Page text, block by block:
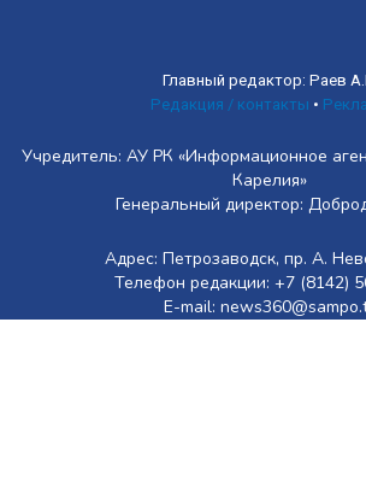
Главный редактор: Раев
Редакция / контакты •
Учредитель: АУ РК «Информационное
Карелия»
Генеральный директор:
Адрес: Петрозаводск, пр. А.
Телефон редакции: +7 (8142)
E-mail: